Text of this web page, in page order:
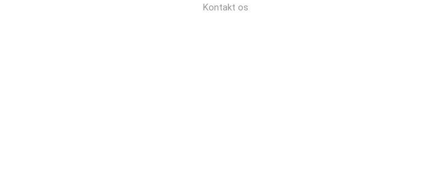
Kontakt os